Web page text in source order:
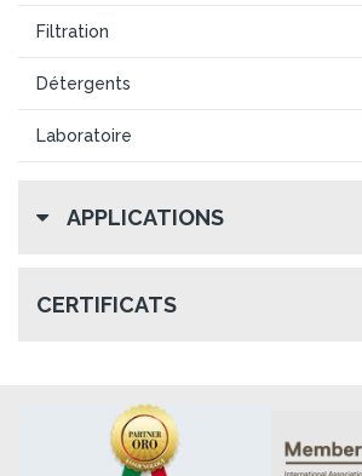
Filtration
Détergents
Laboratoire
APPLICATIONS
CERTIFICATS